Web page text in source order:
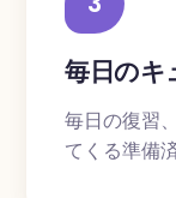
毎日のキ
毎日の復習
てくる準備